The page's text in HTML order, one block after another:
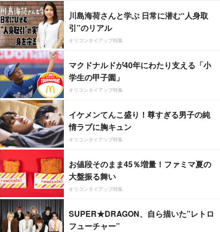
川島海荷さんと学ぶ 日常に潜む“人身取
引”のリアル
オリコンタイアップ特集
マクドナルドが40年にわたり支える「小
学生の甲子園」
オリコンタイアップ特集
イケメンてんこ盛り！尊すぎる男子の純
情ラブに胸キュン
オリコンタイアップ特集
お値段そのまま45％増量！ファミマ夏の
大盤振る舞い
オリコンタイアップ特集
SUPER★DRAGON、自ら描いた”レトロ
フューチャー”